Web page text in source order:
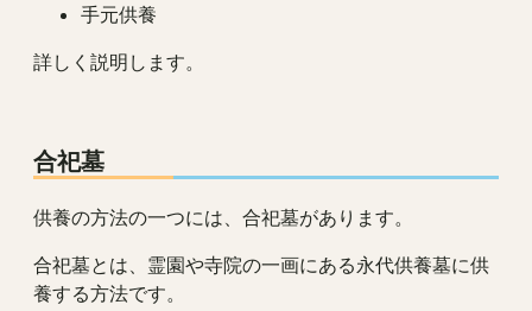
手元供養
詳しく説明します。
合祀墓
供養の方法の一つには、合祀墓があります。
合祀墓とは、霊園や寺院の一画にある永代供養墓に供
養する方法です。